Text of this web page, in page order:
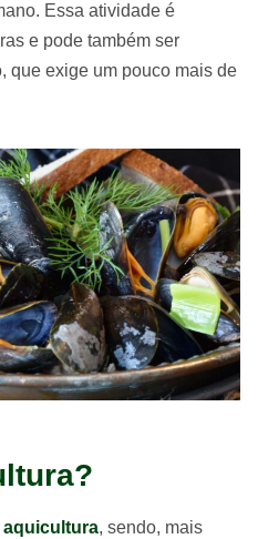
Essa atividade é
e pode também ser
que exige um pouco mais de
aquicultura, sendo, mais